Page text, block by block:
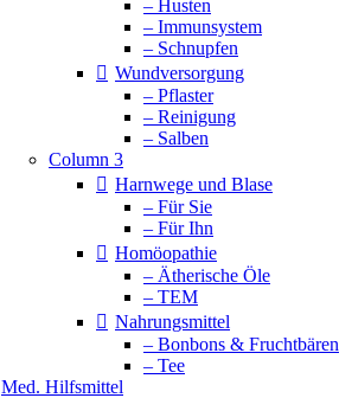
– Husten
– Immunsystem
– Schnupfen
Wundversorgung
– Pflaster
– Reinigung
– Salben
Column 3
Harnwege und Blase
– Für Sie
– Für Ihn
Homöopathie
– Ätherische Öle
– TEM
Nahrungsmittel
– Bonbons & Fruchtbären
– Tee
Med. Hilfsmittel